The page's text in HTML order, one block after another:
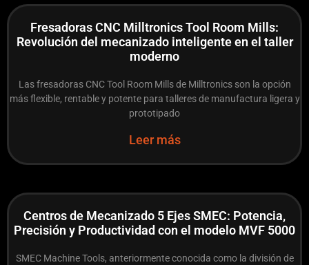
Fresadoras CNC Milltronics Tool Room Mills:
Revolución del mecanizado inteligente en el taller
moderno
Las fresadoras CNC Tool Room Mills de Milltronics son la opción
más flexible, rentable y potente para talleres de manufactura ligera y
prototipado
Leer más
Centros de Mecanizado 5 Ejes SMEC: Potencia,
Precisión y Productividad con el modelo MVF 5000
SMEC Machine Tools, anteriormente conocida como la división de